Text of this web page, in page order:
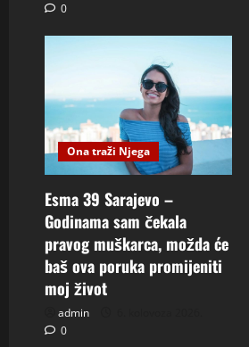
0
Ona traži Njega
Esma 39 Sarajevo –
Godinama sam čekala
pravog muškarca, možda će
baš ova poruka promijeniti
moj život
admin
0